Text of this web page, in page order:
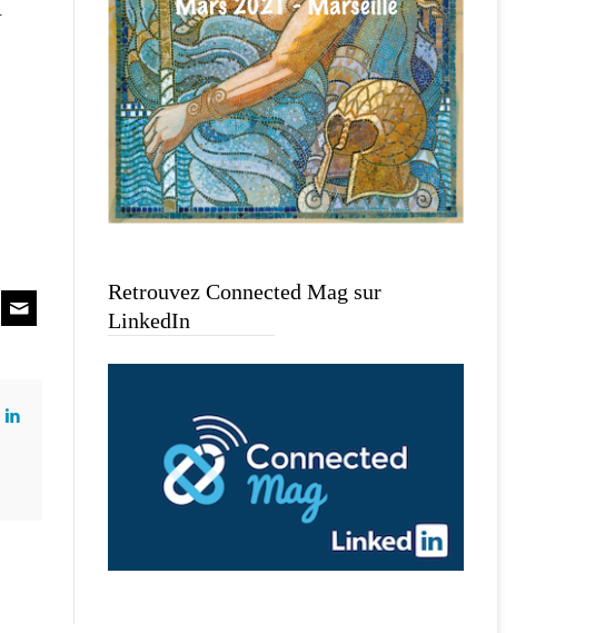
Retrouvez Connected Mag sur
LinkedIn